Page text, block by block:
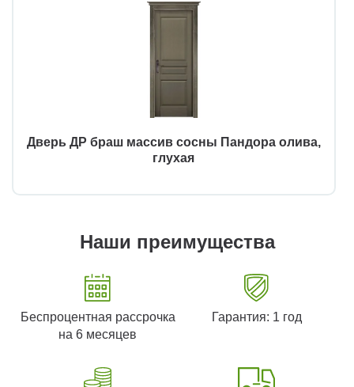
Дверь ДР браш массив сосны Пандора олива,
глухая
Наши преимущества
Беспроцентная рассрочка
на 6 месяцев
Гарантия: 1 год